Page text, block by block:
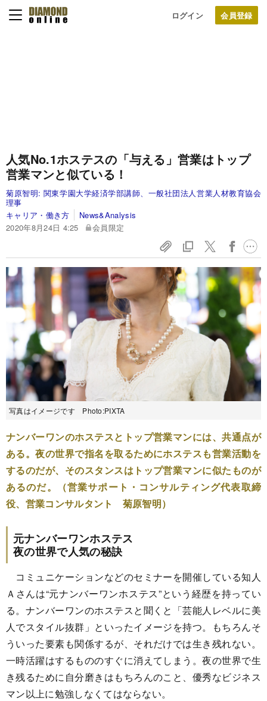
ログイン
人気No.1ホステスの「与える」営業はトップ
営業マンと似ている！
菊原智明: 関東学園大学経済学部講師、一般社団法人営業人材教育協会
理事
キャリア・働き方
News&Analysis
2020年8月24日 4:25
会員限定
写真はイメージです Photo:PIXTA
ナンバーワンのホステスとトップ営業マンには、共通点が
ある。夜の世界で指名を取るためにホステスも営業活動を
するのだが、そのスタンスはトップ営業マンに似たものが
あるのだ。（営業サポート・コンサルティング代表取締
役、営業コンサルタント 菊原智明）
元ナンバーワンホステス
夜の世界で人気の秘訣
コミュニケーションなどのセミナーを開催している知人
Ａさんは“元ナンバーワンホステス”という経歴を持ってい
る。ナンバーワンのホステスと聞くと「芸能人レベルに美
人でスタイル抜群」といったイメージを持つ。もちろんそ
ういった要素も関係するが、それだけでは生き残れない。
一時活躍はするもののすぐに消えてしまう。夜の世界で生
き残るために自分磨きはもちろんのこと、優秀なビジネス
マン以上に勉強しなくてはならない。